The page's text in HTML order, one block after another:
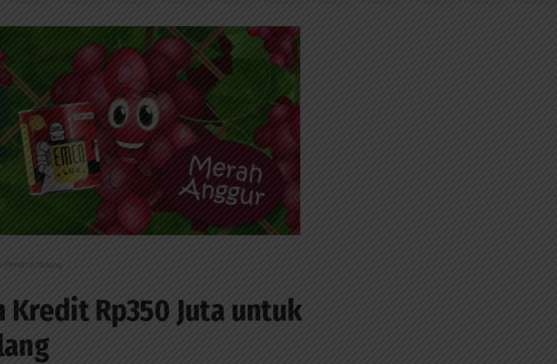
Perah di Malang
Kredit Rp350 Juta untuk